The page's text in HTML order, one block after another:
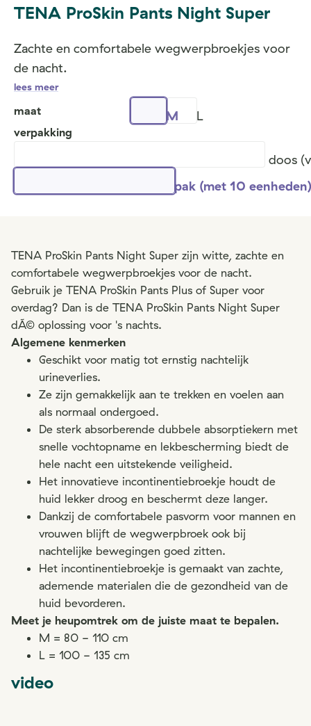
TENA ProSkin Pants Night Super
Zachte en comfortabele wegwerpbroekjes voor
de nacht.
lees meer
maat M L
verpakking
doos
pak (met 10 eenheden)
TENA ProSkin Pants Night Super zijn witte, zachte en
comfortabele wegwerpbroekjes voor de nacht.
Gebruik je TENA ProSkin Pants Plus of Super voor
overdag? Dan is de TENA ProSkin Pants Night Super
dÃ© oplossing voor 's nachts.
Algemene kenmerken
Geschikt voor matig tot ernstig nachtelijk
urineverlies.
Ze zijn gemakkelijk aan te trekken en voelen aan
als normaal ondergoed.
De sterk absorberende dubbele absorptiekern met
snelle vochtopname en lekbescherming biedt de
hele nacht een uitstekende veiligheid.
Het innovatieve incontinentiebroekje houdt de
huid lekker droog en beschermt deze langer.
Dankzij de comfortabele pasvorm voor mannen en
vrouwen blijft de wegwerpbroek ook bij
nachtelijke bewegingen goed zitten.
Het incontinentiebroekje is gemaakt van zachte,
ademende materialen die de gezondheid van de
huid bevorderen.
Meet je heupomtrek om de juiste maat te bepalen.
M = 80 - 110 cm
L = 100 - 135 cm
video